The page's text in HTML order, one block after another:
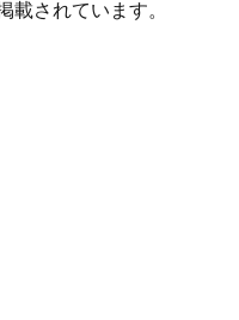
載されています。